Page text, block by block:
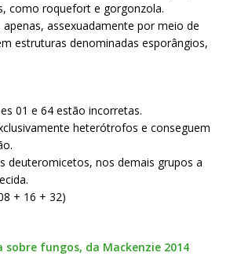
como roquefort e gorgonzola.
assexuadamente por meio de
estruturas denominadas esporângios,
01 e 64 estão incorretas.
heterótrofos e conseguem
deuteromicetos, nos demais grupos a
+ 16 + 32)
sobre fungos, da Mackenzie 2014